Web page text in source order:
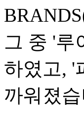
그 중 '루
하였고, '
까워졌